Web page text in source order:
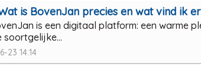
is BovenJan precies en wat vind ik
is een digitaal platform: een warme
soortgelijke...
23 14:14